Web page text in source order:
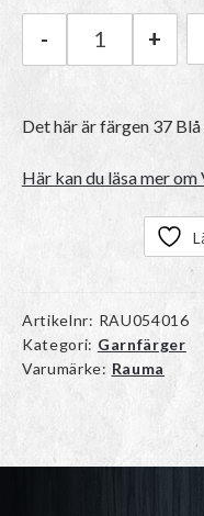
Rauma
- +
Det här är färgen 37
Här kan du läsa mer
Artikelnr: RAU054016
Kategori: Garnfärger
Varumärke: Rauma